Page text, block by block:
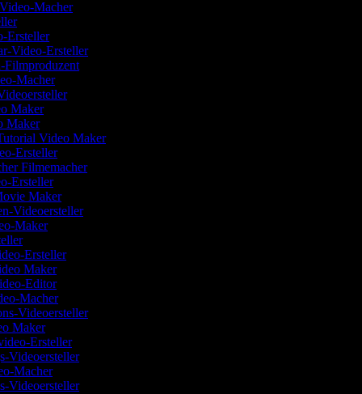
Macher
Ersteller
Video-Ersteller
Filmproduzent
Macher
Maker
Maker
Video Maker
Ersteller
Filmemacher
Ersteller
Maker
Videoersteller
Maker
Ersteller
Maker
Editor
Macher
Videoersteller
Maker
Ersteller
Videoersteller
Macher
Videoersteller